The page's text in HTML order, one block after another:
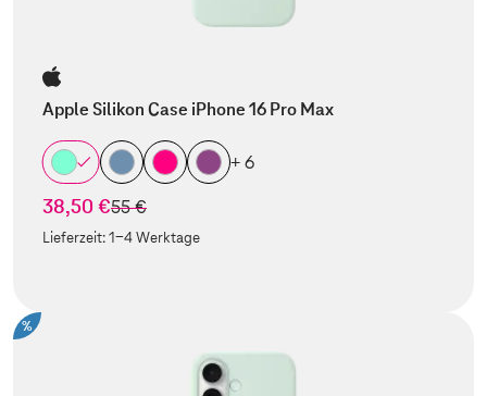
Apple Silikon Case iPhone 16 Pro Max
+ 6
38,50 €statt
55 €
Lieferzeit:1-4 Werktage
%